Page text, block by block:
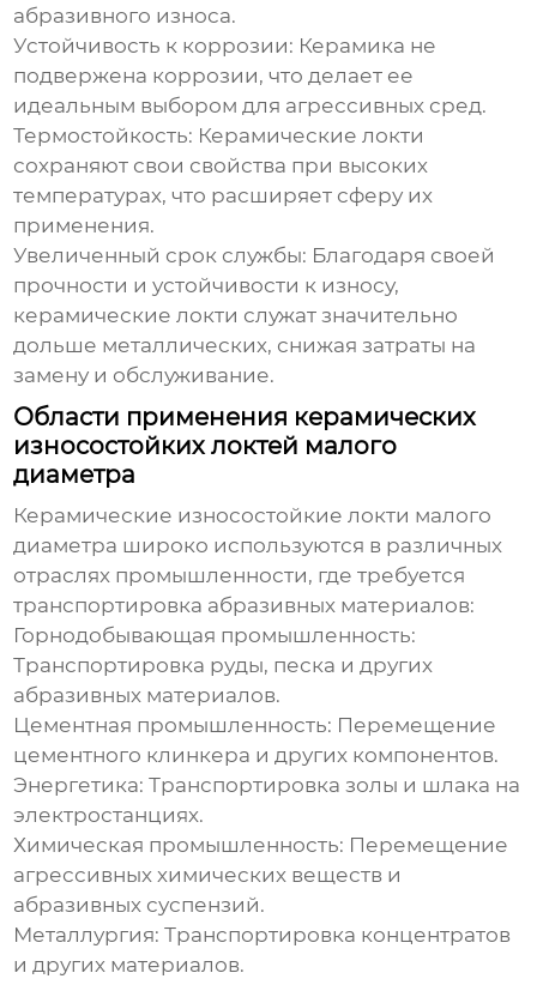
абразивного износа.
Устойчивость к коррозии: Керамика не
подвержена коррозии, что делает ее
идеальным выбором для агрессивных сред.
Термостойкость: Керамические локти
сохраняют свои свойства при высоких
температурах, что расширяет сферу их
применения.
Увеличенный срок службы: Благодаря своей
прочности и устойчивости к износу,
керамические локти служат значительно
дольше металлических, снижая затраты на
замену и обслуживание.
Области применения керамических
износостойких локтей малого
диаметра
Керамические износостойкие локти малого
диаметра широко используются в различных
отраслях промышленности, где требуется
транспортировка абразивных материалов:
Горнодобывающая промышленность:
Транспортировка руды, песка и других
абразивных материалов.
Цементная промышленность: Перемещение
цементного клинкера и других компонентов.
Энергетика: Транспортировка золы и шлака на
электростанциях.
Химическая промышленность: Перемещение
агрессивных химических веществ и
абразивных суспензий.
Металлургия: Транспортировка концентратов
и других материалов.